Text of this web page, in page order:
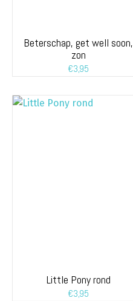
Beterschap, get well soon,
zon
€3,95
Little Pony rond
€3,95